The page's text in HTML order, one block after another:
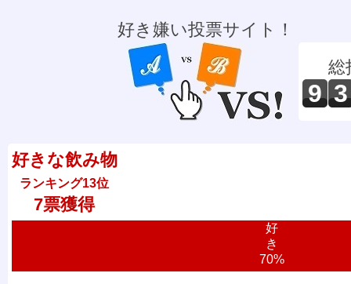
好き嫌い投票サイト！
総
9 3
好きな飲み物
ランキング13位
7票獲得
好
き
70%